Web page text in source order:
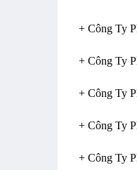
+ Công Ty
+ Công Ty
+ Công Ty
+ Công Ty
+ Công Ty